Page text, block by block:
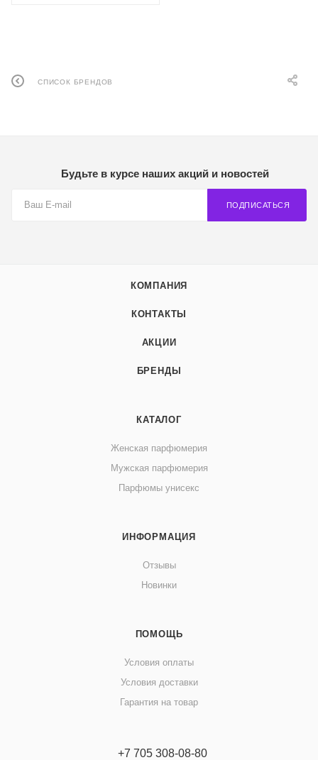
СПИСОК БРЕНДОВ
Будьте в курсе наших акций и новостей
ПОДПИСАТЬСЯ
КОМПАНИЯ
КОНТАКТЫ
АКЦИИ
БРЕНДЫ
КАТАЛОГ
Женская парфюмерия
Мужская парфюмерия
Парфюмы унисекс
ИНФОРМАЦИЯ
Отзывы
Новинки
ПОМОЩЬ
Условия оплаты
Условия доставки
Гарантия на товар
+7 705 308-08-80